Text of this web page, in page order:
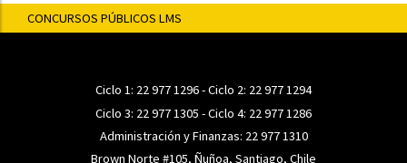
CONCURSOS PÚBLICOS LMS
Ciclo 1: 22 977 1296- Ciclo 2: 22 977 1294
Ciclo 3: 22 977 1305 - Ciclo 4: 22 977 1286
Administración y Finanzas: 22 977 1310
Brown Norte #105, Ñuñoa, Santiago, Chile